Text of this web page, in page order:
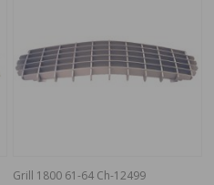
Grill 1800 61-64 Ch-12499